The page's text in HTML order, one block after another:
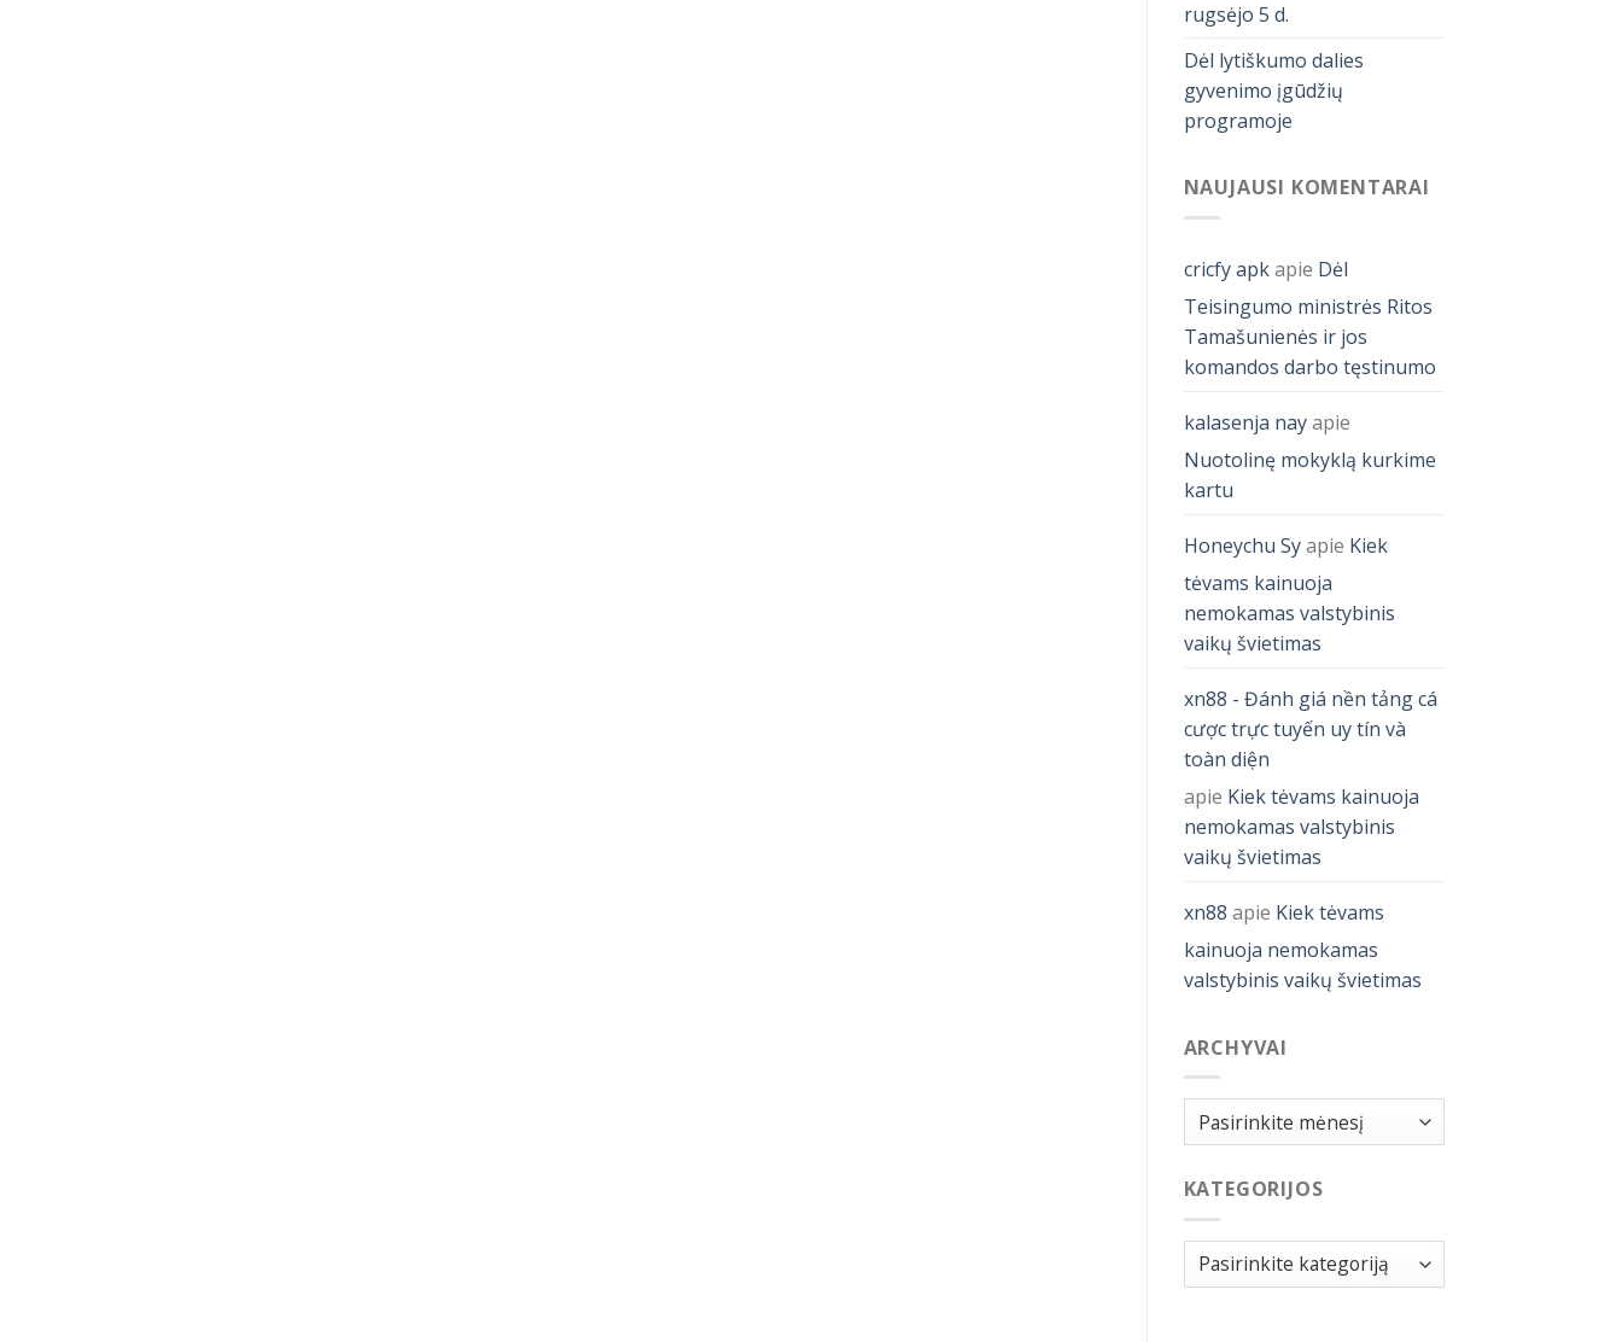
rugsėjo 5 d.
Dėl lytiškumo dalies
gyvenimo įgūdžių
programoje
NAUJAUSI KOMENTARAI
cricfy apkapie Dėl
Teisingumo ministrės Ritos
Tamašunienės ir jos
komandos darbo tęstinumo
kalasenja nayapie
Nuotolinę mokyklą kurkime
kartu
Honeychu Syapie Kiek
tėvams kainuoja
nemokamas valstybinis
vaikų švietimas
xn88 - Đánh giá nền tảng cá
cược trực tuyến uy tín và
toàn diện
apie Kiek tėvams kainuoja
nemokamas valstybinis
vaikų švietimas
xn88 apie Kiek tėvams
kainuoja nemokamas
valstybinis vaikų švietimas
ARCHYVAI
Archyvai
KATEGORIJOS
Kategorijos